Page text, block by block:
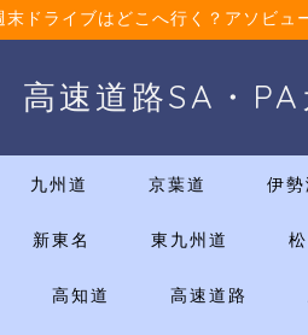
末ドライブはどこへ行く？アソビ
高速道路SA・PA
九州道 京葉道 伊
新東名 東九州道
高知道 高速道路